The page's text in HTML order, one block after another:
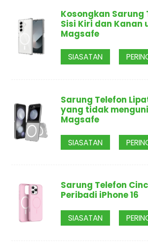
Kosongkan Sarung
Sisi Kiri dan Kanan
Magsafe
SIASATAN
Sarung Telefon
yang tidak
Magsafe
SIASATAN
Sarung Telefon
Peribadi iPhone 16
SIASATAN